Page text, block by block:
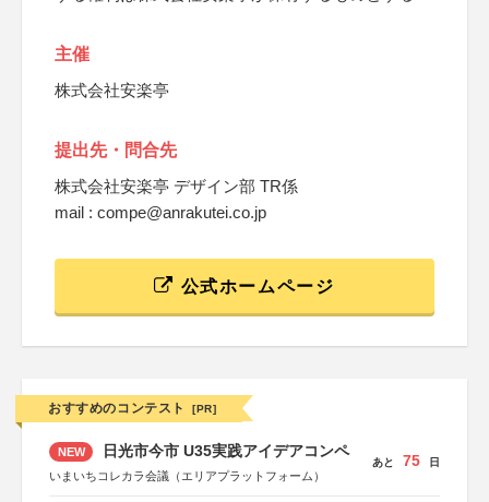
主催
株式会社安楽亭
提出先・問合先
株式会社安楽亭 デザイン部 TR係
mail : compe@anrakutei.co.jp
公式ホームページ
おすすめのコンテスト [PR]
NEW 日光市今市 U35実践アイデアコンペ
いまいちコレカラ会議（エリアプラットフォーム）
あと 75 日